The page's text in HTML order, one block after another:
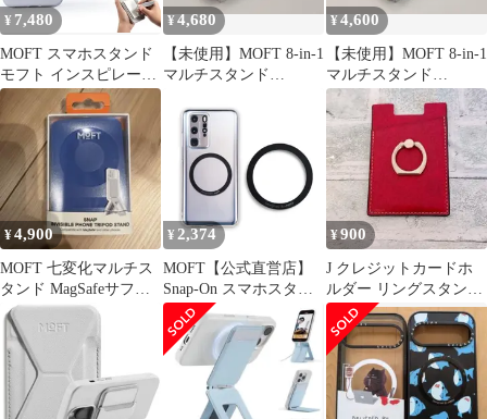
¥ 7,480
MOFT スマホスタンド
モフト インスピレーシ
ョンスタンド&ノート
折りたたみボールペン
MagSafe対応 iPhone
16/15/14/13/12シリーズ
対応 ノートパッド付け
全機種対応 軽量 折りた
たみ アイアンリング付
き MOVAS™素材
¥4,680
【未使用】MOFT 8-in-1
マルチスタンド
¥4,600
【未使用】MOFT 8-in-1
マルチスタンド
MagSafe サクラピンク
¥4,900
MOFT 七変化マルチス
タンド MagSafeサファ
イアブルー
¥ 2,374
MOFT【公式直営店】
Snap-On スマホスタン
ド マグネットリング
MagSafe対応 強力マグ
ネット 粘着式 スマホケ
¥900
J クレジットカードホ
ルダー リングスタンド
自己粘着 お財布
赤 マグネット